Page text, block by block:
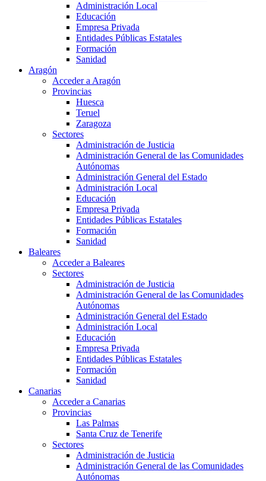
Administración Local
Educación
Empresa Privada
Entidades Públicas Estatales
Formación
Sanidad
Aragón
Acceder a Aragón
Provincias
Huesca
Teruel
Zaragoza
Sectores
Administración de Justicia
Administración General de las Comunidades
Autónomas
Administración General del Estado
Administración Local
Educación
Empresa Privada
Entidades Públicas Estatales
Formación
Sanidad
Baleares
Acceder a Baleares
Sectores
Administración de Justicia
Administración General de las Comunidades
Autónomas
Administración General del Estado
Administración Local
Educación
Empresa Privada
Entidades Públicas Estatales
Formación
Sanidad
Canarias
Acceder a Canarias
Provincias
Las Palmas
Santa Cruz de Tenerife
Sectores
Administración de Justicia
Administración General de las Comunidades
Autónomas